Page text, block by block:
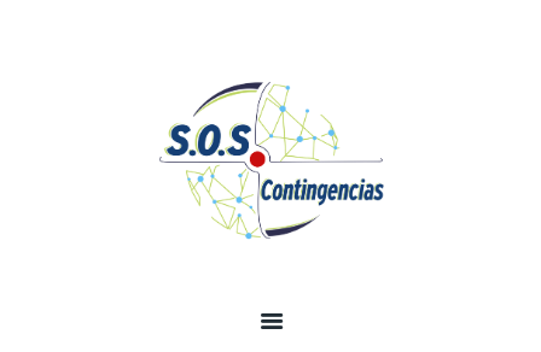
INICIO
SOBRE NOSOTROS
SERVICIOS
TECNOLOGÍA SEGURIDAD